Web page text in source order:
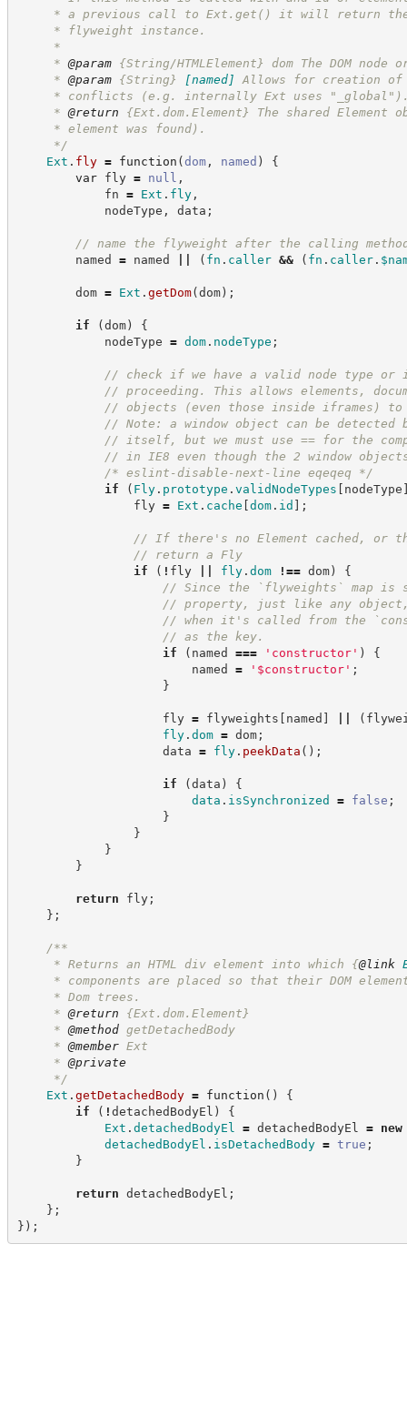
* a previous call to Ext.get() it will return the
* flyweight instance.
*
* @param {String/HTMLElement} dom The DOM node
* @param {String} [named]
Allows for creation of
* conflicts (e.g. internally Ext uses
* @return {Ext.dom.Element}
The shared Element
* element was found).
*/
Ext . fly = function (dom, named )
{
var fly = null ,
fn = Ext . fly,
nodeType , data ;
// name the flyweight after the calling
named = named ( fn . caller && ( fn . caller.
dom = Ext . getDom(dom) ;
if (dom)
{
nodeType = dom. nodeType ;
// check if we have a valid node type
// proceeding. This allows elements,
// objects (even those inside iframes) to
// Note: a window object can be
// itself, but we must use == for the
// in IE8 even though the 2 window
/* eslint-disable-next-line eqeqeq */
if
( Fly. prototype . validNodeTypes [ nodeType
fly = Ext . cache [dom. id ] ;
// If there's no Element cached, or
// return a Fly
if
( ! fly fly. dom !== dom)
{
// Since the `flyweights` map is
// property, just like any
// when it's called from the
// as the key.
if
( named === ' constructor' )
{
named = ' $constructor' ;
}
fly = flyweights [ named ] (
fly. dom = dom;
data = fly. peekData ( ) ;
if (data )
{
data . isSynchronized = false ;
}
}
}
}
return fly;
} ;
/**
* Returns an HTML div element into which {@link
* components are placed so that their DOM
* Dom trees.
* @return
{Ext.dom.Element}
* @method getDetachedBody
* @member Ext
* @private
*/
Ext . getDetachedBody = function ( )
{
if
( ! detachedBodyEl )
{
Ext . detachedBodyEl = detachedBodyEl =
new
detachedBodyEl . isDetachedBody = true ;
}
return detachedBodyEl ;
} ;
} ) ;